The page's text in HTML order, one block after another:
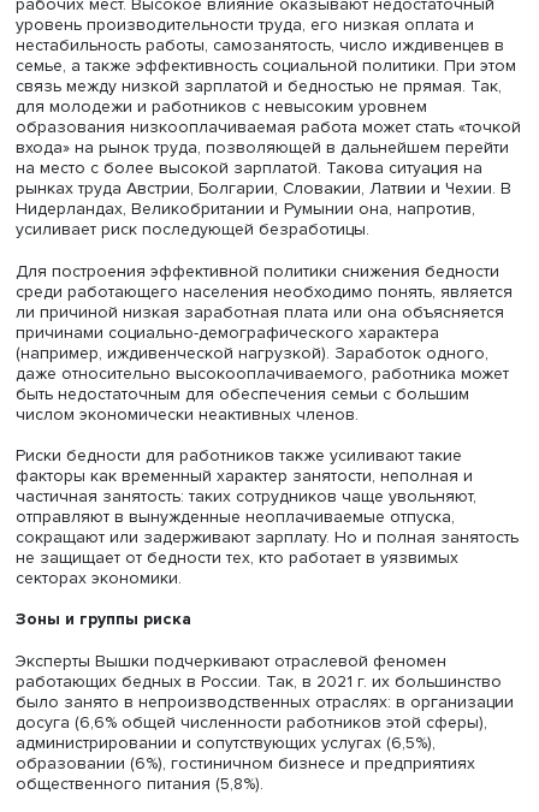
Фото: iStock
сохранения их числа в странах с высокой
занятость, Нина Вишневская и Анна Зудина считают
рабочих мест. Высокое влияние оказывают
уровень производительности труда, его низкая оплата
нестабильность работы, самозанятость, число
семье, а также эффективность социальной политики.
связь между низкой зарплатой и бедностью не прямая.
для молодежи и работников с невысоким уровнем
образования низкооплачиваемая работа может стать
входа» на рынок труда, позволяющей в дальнейшем
на место с более высокой зарплатой. Такова ситуация
рынках труда Австрии, Болгарии, Словакии, Латвии и
Нидерландах, Великобритании и Румынии она,
усиливает риск последующей безработицы.
Для построения эффективной политики снижения
среди работающего населения необходимо понять,
ли причиной низкая заработная плата или она
причинами социально-демографического характера
(например, иждивенческой нагрузкой). Заработок
даже относительно высокооплачиваемого, работника
быть недостаточным для обеспечения семьи с большим
числом экономически неактивных членов.